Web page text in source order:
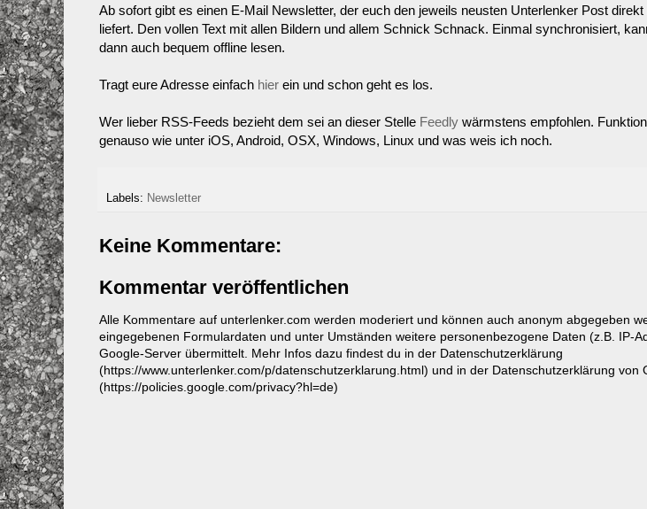
Ab sofort gibt es einen E-Mail Newsletter, der euch den jeweils neusten Unterlenker Post direkt
liefert. Den vollen Text mit allen Bildern und allem Schnick Schnack. Einmal synchronisiert,
dann auch bequem offline lesen.
Tragt eure Adresse einfach hier ein und schon geht es los.
Wer lieber RSS-Feeds bezieht dem sei an dieser Stelle Feedly wärmstens empfohlen.
genauso wie unter iOS, Android, OSX, Windows, Linux und was weis ich noch.
Labels: Newsletter
Keine Kommentare:
Kommentar veröffentlichen
Alle Kommentare auf unterlenker.com werden moderiert und können auch anonym abgegeben
eingegebenen Formulardaten und unter Umständen weitere personenbezogene Daten (z.B. IP-
Google-Server übermittelt. Mehr Infos dazu findest du in der Datenschutzerklärung
(https://www.unterlenker.com/p/datenschutzerklarung.html) und in der Datenschutzerklärung von
(https://policies.google.com/privacy?hl=de)